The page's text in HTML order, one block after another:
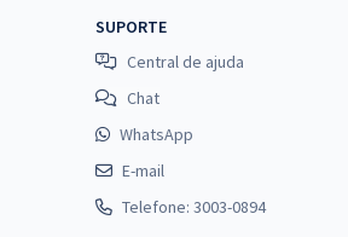
Regional Federal da 5ª Região -
para o Cargo de Analista Judiciário - Área
R$21,99
Economize R$ 65,98 (-20%)
SUPORTE
Central de ajuda
Chat
WhatsApp
E-mail
Telefone: 3003-0894